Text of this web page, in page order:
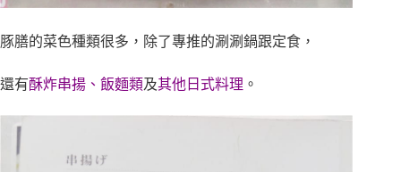
豚膳的菜色種類很多，除了專推的涮涮鍋跟定食，
還有酥炸串揚、飯麵類及其他日式料理 。